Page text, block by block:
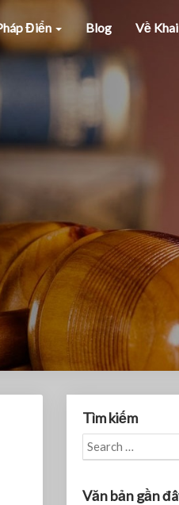
Điển Blog Về
Tìm kiếm
Search
for:
Văn bản gần